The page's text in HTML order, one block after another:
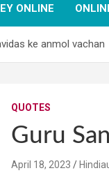
ONLINE
ke anmol vachan
QUOTES
Guru
April 18, 2023